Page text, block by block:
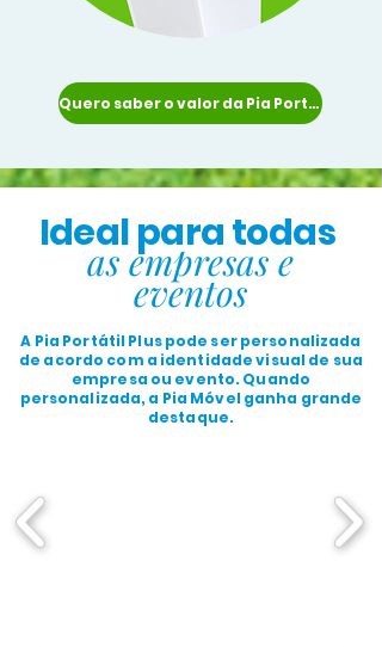
Quero saber o valor da Pia Portátil
Ideal para todas
as empresas e
eventos
A Pia Portátil Plus pode ser personalizada
de acordo com a identidade visual de sua
empresa ou evento. Quando
personalizada, a Pia Móvel ganha grande
destaque.